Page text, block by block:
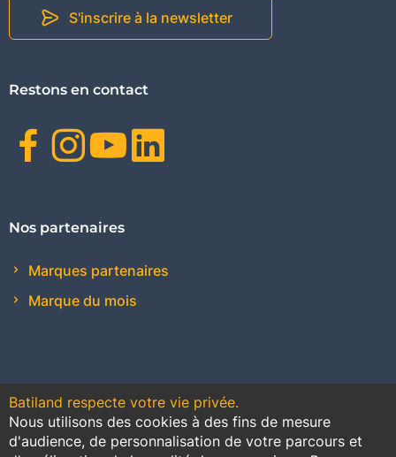
S'inscrire à la newsletter
Restons en contact
Facebook
Instagram
Youtube
Nos partenaires
Marques partenaires
Marque du mois
Contact Conditions générales de vente
Batiland respecte votre vie privée.
Nous utilisons des cookies à des fins de mesure
d'audience, de personnalisation de votre parcours et